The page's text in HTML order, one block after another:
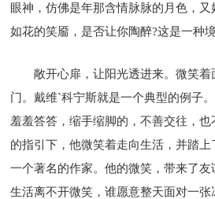
眼神，仿佛是年那含情脉脉的月色，
如花的笑靥，是否让你陶醉?这是一种
敞开心扉，让阳光透进来。微笑着
门。戴维`科宁斯就是一个典型的例子
羞羞答答，缩手缩脚的，不善交往，也
的指引下，他微笑着走向生活，并踏
一个著名的作家。他的微笑，带来了
生活离不开微笑，谁愿意整天面对一张